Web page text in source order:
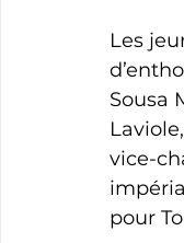
Les
Sousa
vice-
pour